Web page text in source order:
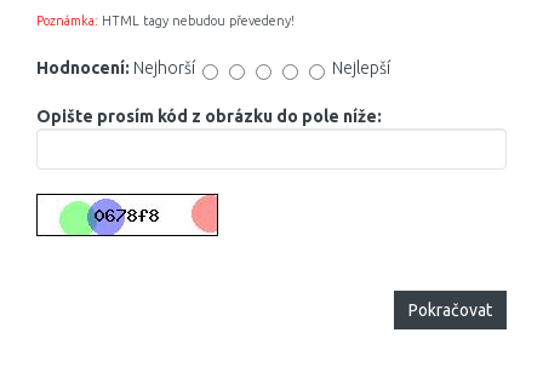
Poznámka: HTML tagy nebudou převedeny!
Hodnocení: Nejhorší Nejlepší
Opište prosím kód z obrázku do pole níže:
Pokračovat